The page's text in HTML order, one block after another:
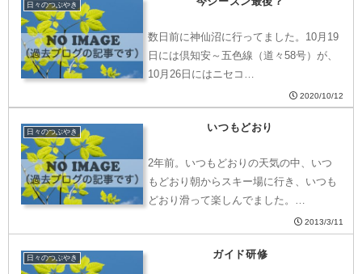
日々のつぶやき
数日前に神仙沼に行ってました。10月19
日には倶知安～五色線（道々58号）が、
10月26日にはニセコ…
2020/10/12
日々のつぶやき いつもどおり
2年前。いつもどおりの天気の中、いつ
もどおり朝からスキー場に行き、いつも
どおり滑って楽しんでました。…
2013/3/11
日々のつぶやき ガイド研修